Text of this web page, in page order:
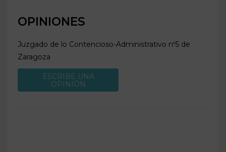
OPINIONES
Juzgado de lo Contencioso-Administrativo nº5 de
Zaragoza
ESCRIBE UNA
OPINIÓN